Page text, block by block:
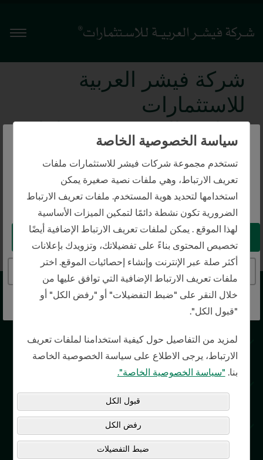
The website you are trying to reach is
intended for investors in Saudi Arabia
You appear to be in the United States
Take me to the United States website
Continue to the Saudi Arabia website
شركة فيشر العربية
للاستثمارات
سياسة الخصوصية وملفات
تعريف الارتباط
سياسة الخصوصية وملفات تعريف الارتباط
English Translations
Privacy & Cookie Policy - General
من نحن
إدارة الثروات الشخصية
سياسة الخصوصية الخاصة
تستخدم مجموعة شركات فيشر للاستثمارات ملفات
تعريف الارتباط، وهي ملفات نصية صغيرة يمكن
استخدامها لتحديد هوية المستخدم. ملفات تعريف الارتباط
الضرورية تكون نشطة دائمًا لتمكين الميزات الأساسية
لهذا الموقع . يمكن لملفات تعريف الارتباط الإضافية أيضًا
تخصيص المحتوى بناءً على تفضيلاتك، وتزويدك بإعلانات
أكثر صلة عبر الإنترنت وإنشاء إحصائيات الموقع. اختر
ملفات تعريف الارتباط الإضافية التي توافق عليها من
خلال النقر على "ضبط التفضيلات" أو "رفض الكل" أو
"قبول الكل".
لمزيد من التفاصيل حول كيفية استخدامنا لملفات تعريف
الارتباط، يرجى الاطلاع على سياسة الخصوصية الخاصة
بنا. "سياسة الخصوصية الخاصة".
قبول الكل
رفض الكل
ضبط التفضيلات